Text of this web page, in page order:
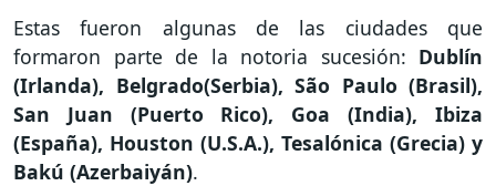
Estas fueron algunas de las ciudades que
formaron parte de la notoria sucesión: Dublín
(Irlanda), Belgrado(Serbia), São Paulo (Brasil),
San Juan (Puerto Rico), Goa (India), Ibiza
(España), Houston (U.S.A.), Tesalónica (Grecia) y
Bakú (Azerbaiyán).